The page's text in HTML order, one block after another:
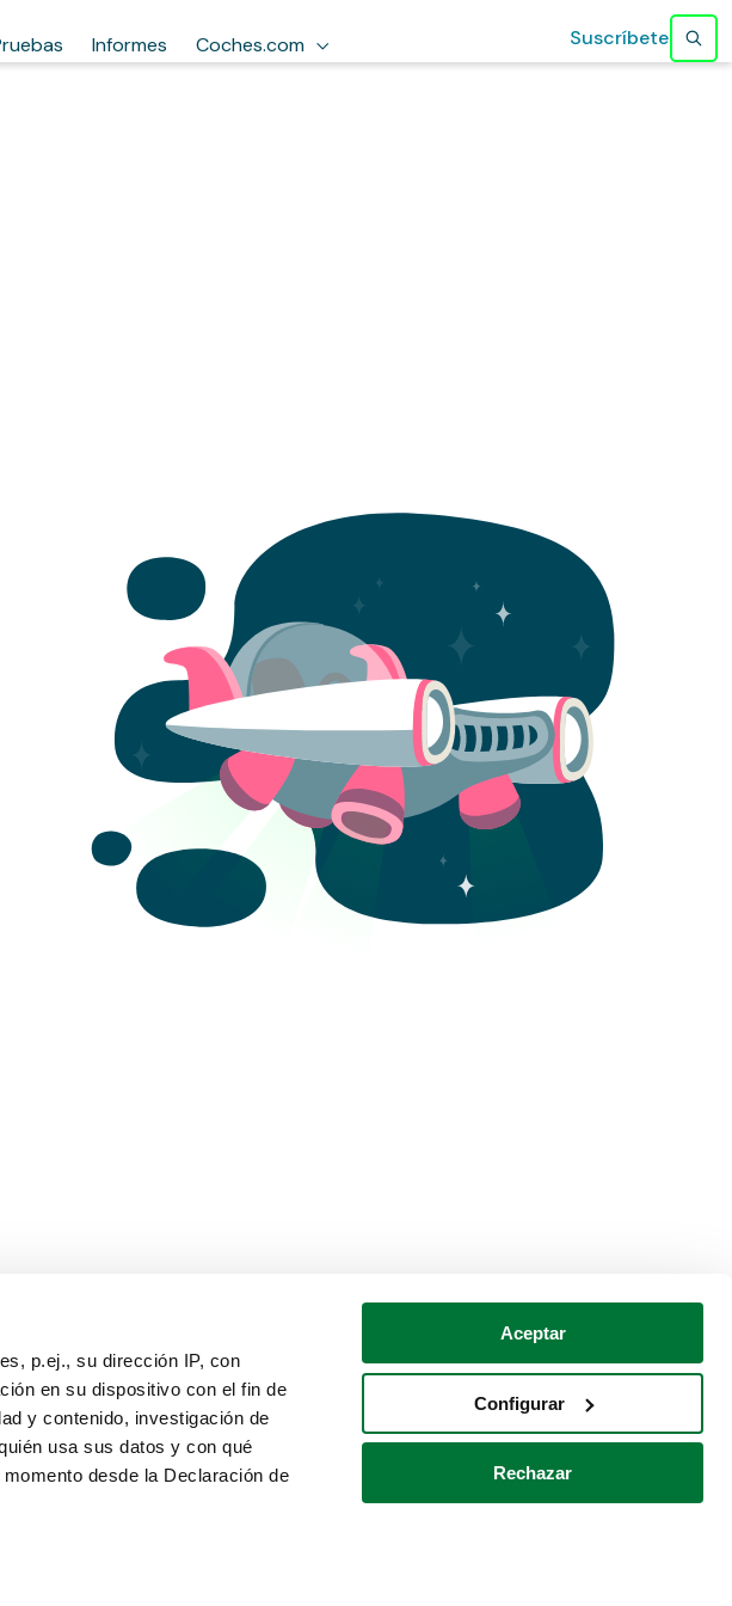
p.ej., su dirección IP, con
en su dispositivo con el fin de
y contenido, investigación de
usa sus datos y con qué
desde la Declaración de
Aceptar
Configurar
Rechazar
Informes Coches.com Suscríbete